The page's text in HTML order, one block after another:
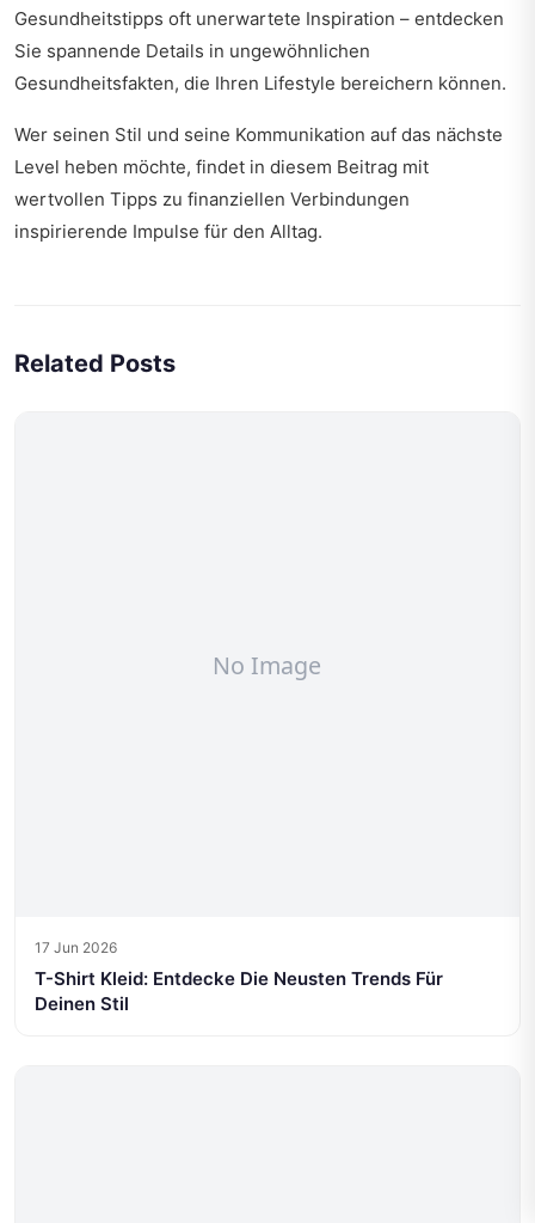
Gesundheitstipps oft unerwartete Inspiration – entdecken
Sie spannende Details in ungewöhnlichen
Gesundheitsfakten, die Ihren Lifestyle bereichern können.
Wer seinen Stil und seine Kommunikation auf das nächste
Level heben möchte, findet in diesem Beitrag mit
wertvollen Tipps zu finanziellen Verbindungen
inspirierende Impulse für den Alltag.
Related Posts
17 Jun 2026
T-Shirt Kleid: Entdecke Die Neusten Trends Für
Deinen Stil